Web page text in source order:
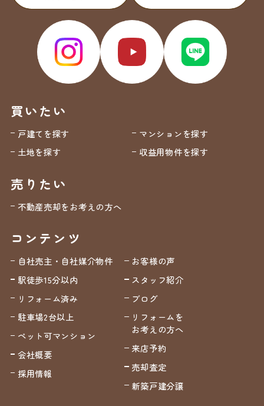
買いたい
戸建てを探す
マンションを探す
土地を探す
収益用物件を探す
売りたい
不動産売却をお考えの方へ
コンテンツ
自社売主・自社媒介物件
駅徒歩15分以内
リフォーム済み
駐車場2台以上
ペット可マンション
会社概要
採用情報
お客様の声
スタッフ紹介
ブログ
リフォームを
お考えの方へ
来店予約
売却査定
新築戸建分譲